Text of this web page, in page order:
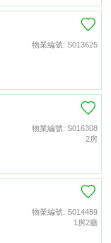
物業編號: S013625
物業編號: S016308
2房
物業編號: S014459
1房2廳